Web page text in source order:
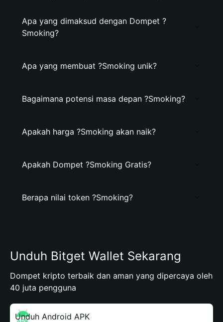
Apa yang dimaksud dengan Dompet ?
Smoking?
Apa yang membuat ?Smoking unik?
Bagaimana potensi masa depan ?Smoking?
Apakah harga ?Smoking akan naik?
Apakah Dompet ?Smoking Gratis?
Berapa nilai token ?Smoking?
Unduh Bitget Wallet Sekarang
Dompet kripto terbaik dan aman yang dipercaya oleh
40 juta pengguna
Unduh Android APK